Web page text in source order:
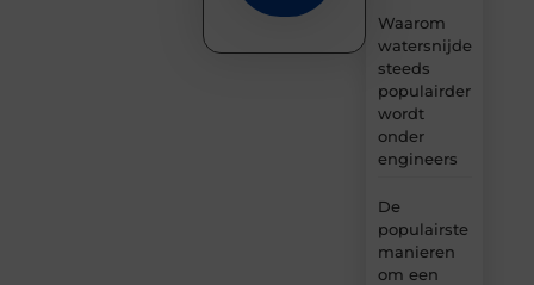
Waarom
watersnijden
steeds
populairder
wordt
onder
engineers
De
populairste
manieren
om een